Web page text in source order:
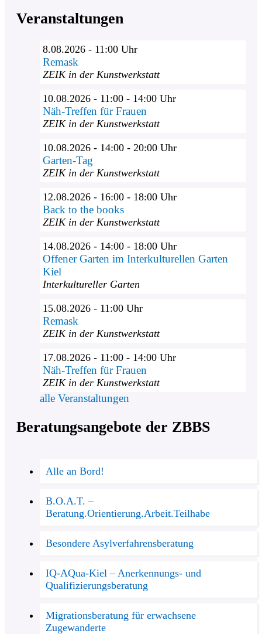
Veranstaltungen
8.08.2026 - 11:00 Uhr
Remask
ZEIK in der Kunstwerkstatt
10.08.2026 - 11:00 - 14:00 Uhr
Näh-Treffen für Frauen
ZEIK in der Kunstwerkstatt
10.08.2026 - 14:00 - 20:00 Uhr
Garten-Tag
ZEIK in der Kunstwerkstatt
12.08.2026 - 16:00 - 18:00 Uhr
Back to the books
ZEIK in der Kunstwerkstatt
14.08.2026 - 14:00 - 18:00 Uhr
Offener Garten im Interkulturellen Garten
Kiel
Interkultureller Garten
15.08.2026 - 11:00 Uhr
Remask
ZEIK in der Kunstwerkstatt
17.08.2026 - 11:00 - 14:00 Uhr
Näh-Treffen für Frauen
ZEIK in der Kunstwerkstatt
alle Veranstaltungen
Beratungsangebote der ZBBS
Alle an Bord!
B.O.A.T. –
Beratung.Orientierung.Arbeit.Teilhabe
Besondere Asylverfahrensberatung
IQ-AQua-Kiel – Anerkennungs- und
Qualifizierungsberatung
Migrationsberatung für erwachsene
Zugewanderte